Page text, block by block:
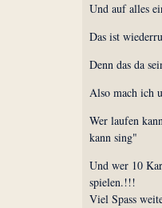
Und auf alles
Das ist
Denn das da
Also mach ich
Wer laufen
kann sing"
Und wer 10
spielen.!!!
Viel Spass